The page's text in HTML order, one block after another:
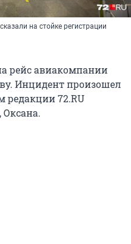
на стойке регистрации
рейс авиакомпании
Инцидент произошел
редакции 72.RU
Оксана.